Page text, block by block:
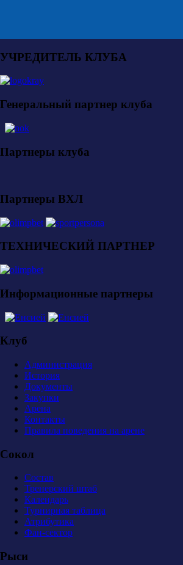
УЧРЕДИТЕЛЬ КЛУБА
Генеральный партнер клуба
Партнеры клуба
Партнеры ВХЛ
ТЕХНИЧЕСКИЙ ПАРТНЕР
Информационные партнеры
Клуб
Администрация
История
Документы
Закупки
Арена
Контакты
Правила поведения на арене
Сокол
Состав
Тренерский штаб
Календарь
Турнирная таблица
Атрибутика
Фан-сектор
Рыси